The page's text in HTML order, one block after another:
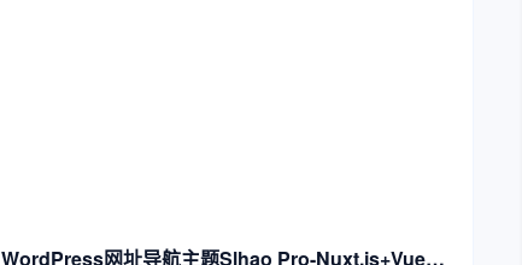
WordPress网址导航主题Slhao Pro-Nuxt.js+Vue.js